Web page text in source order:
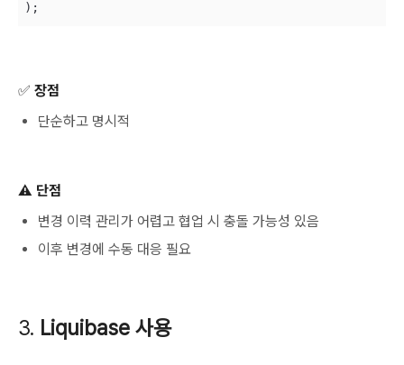
✅ 장점
단순하고 명시적
⚠️ 단점
변경 이력 관리가 어렵고 협업 시 충돌 가능성 있음
이후 변경에 수동 대응 필요
3. Liquibase 사용